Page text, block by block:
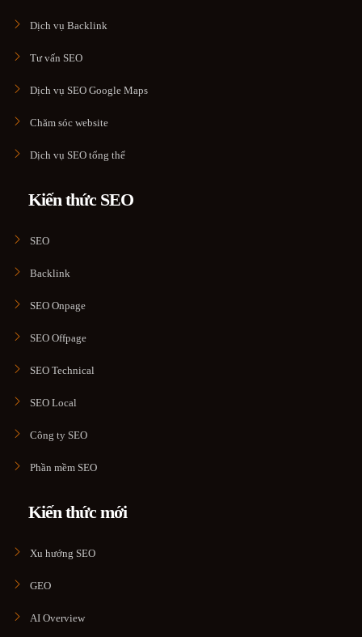
Dịch vụ Backlink
Tư vấn SEO
Dịch vụ SEO Google Maps
Chăm sóc website
Dịch vụ SEO tổng thể
Kiến thức SEO
SEO
Backlink
SEO Onpage
SEO Offpage
SEO Technical
SEO Local
Công ty SEO
Phần mềm SEO
Kiến thức mới
Xu hướng SEO
GEO
AI Overview